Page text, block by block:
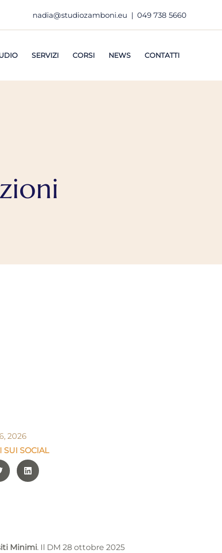
nadia@studiozamboni.eu | 049 738 5660
SERVIZI CORSI NEWS CONTATTI
2026
SUI SOCIAL
Minimi. Il DM 28 ottobre 2025